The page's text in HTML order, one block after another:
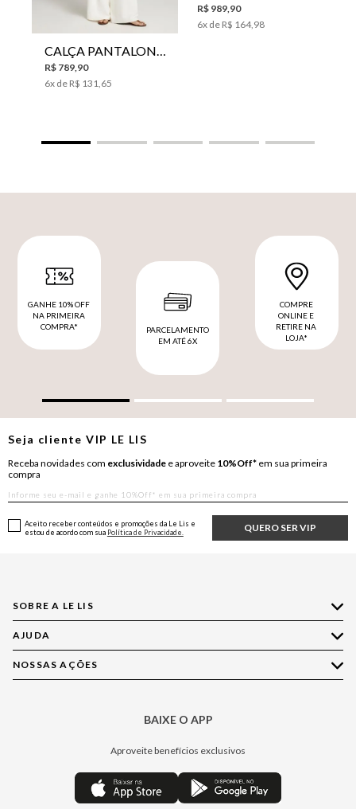
R$ 789 90
6x de R$ 131 65
R$ 989,90
6x de R$ 164,98
GANHE 10% OFF
NA PRIMEIRA
COMPRA*
PARCELAMENTO
EM ATÉ 6X
COMPRE
ONLINE E
RETIRE NA
LOJA*
Seja clienteVIP LE LIS
Receba novidades com exclusividade e aproveite 10%Off* em sua primeira
compra
QUERO SER VIP
Aceito receber conteúdos e promoções da Le Lis e
estou de acordo com sua Política de Privacidade.
SOBRE A LE LIS
Quem Somos
Nossas Lojas
Política de Privacidade
Central de Preferências
AJUDA
Compre pelo WhatsApp
Central de Relacionamento
Regulamentos
NOSSAS AÇÕES
BAIXE O APP
Aproveite benefícios exclusivos